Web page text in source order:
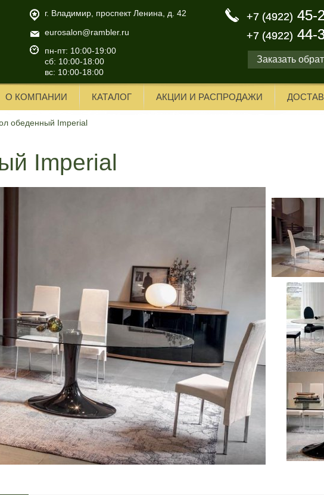
+7 (4922) 45-
+7 (4922) 44-
eurosalon@rambler.ru
г. Владимир, проспект Ленина, д. 42
пн-пт: 10:00-19:00
сб: 10:00-18:00
вс: 10:00-18:00
Заказать
+7 (4922) 45-
+7 (4922) 44-
О КОМПАНИИ КАТАЛОГ АКЦИИ И РАСПРОДАЖИ
обеденный Imperial
Imperial